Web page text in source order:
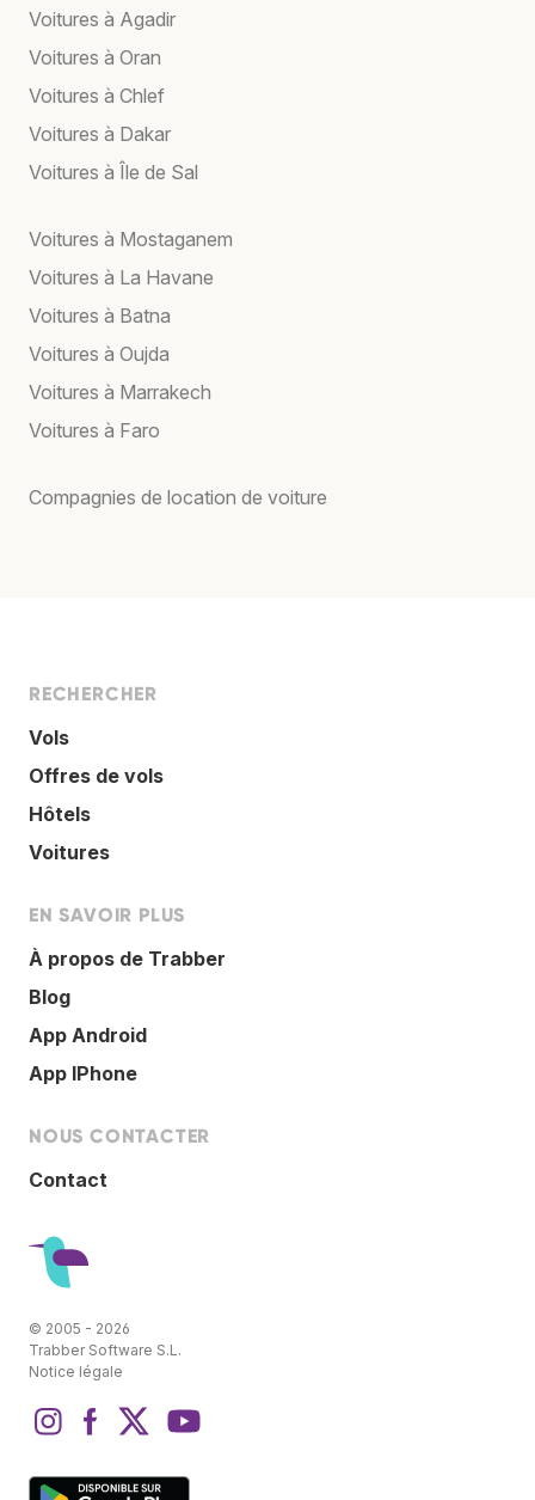
Voitures à Agadir
Voitures à Oran
Voitures à Chlef
Voitures à Dakar
Voitures à Île de Sal
Voitures à Mostaganem
Voitures à La Havane
Voitures à Batna
Voitures à Oujda
Voitures à Marrakech
Voitures à Faro
Compagnies de location de voiture
RECHERCHER
Vols
Offres de vols
Hôtels
Voitures
EN SAVOIR PLUS
À propos de Trabber
Blog
App Android
App IPhone
NOUS CONTACTER
Contact
© 2005 - 2026
Trabber Software S.L.
Notice légale